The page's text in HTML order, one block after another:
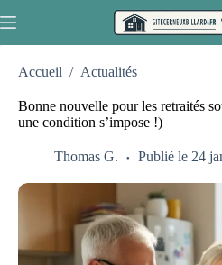
au
Accueil / Actualités
Bonne nouvelle pour les retraités
une condition s’impose !)
Thomas G. Publié le 24